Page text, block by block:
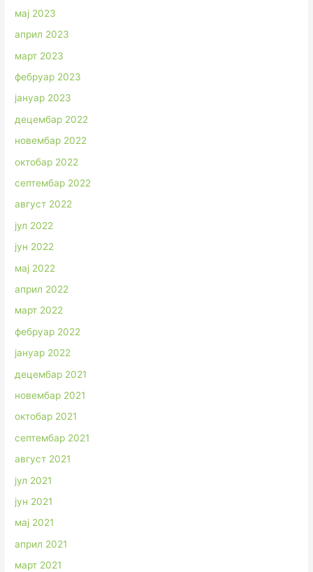
мај 2023
април 2023
март 2023
фебруар 2023
јануар 2023
децембар 2022
новембар 2022
октобар 2022
септембар 2022
август 2022
јул 2022
јун 2022
мај 2022
април 2022
март 2022
фебруар 2022
јануар 2022
децембар 2021
новембар 2021
октобар 2021
септембар 2021
август 2021
јул 2021
јун 2021
мај 2021
април 2021
март 2021